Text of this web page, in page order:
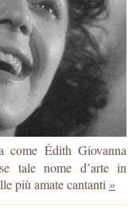
come Édith Giovanna
tale nome d’arte in
più amate cantanti »